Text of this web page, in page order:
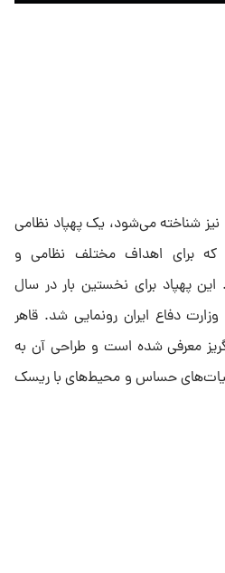
پهپاد قاهر که با نام قاهر ۳۱۳ نیز شناخته می‌شود، یک پهپاد نظامی
برای اهداف مختلف نظامی و
پهپاد برای نخستین بار در سال
وزارت دفاع ایران رونمایی شد. قاهر
معرفی شده است و طراحی آن به
حساس و محیط‌های با ریسک